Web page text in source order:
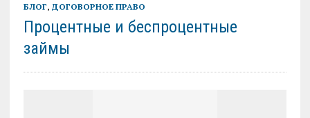
БЛОГ, ДОГОВОРНОЕ ПРАВО
Процентные и беспроцентные
займы